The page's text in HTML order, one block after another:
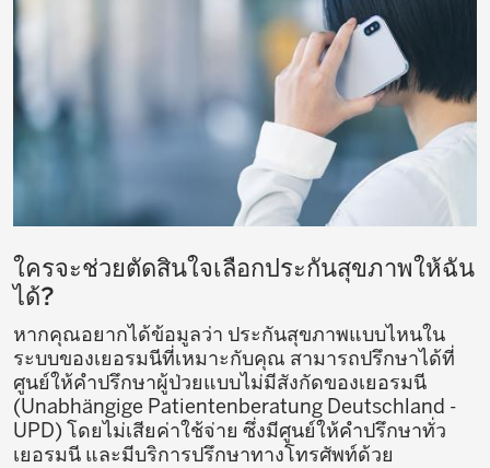
ใครจะช่วยตัดสินใจเลือกประกันสุขภาพให้ฉัน
ได้?
หากคุณอยากได้ข้อมูลว่า ประกันสุขภาพแบบไหนใน
ระบบของเยอรมนีที่เหมาะกับคุณ สามารถปรึกษาได้ที่
ศูนย์ให้คำปรึกษาผู้ป่วยแบบไม่มีสังกัดของเยอรมนี
(Unabhängige Patientenberatung Deutschland -
UPD) โดยไม่เสียค่าใช้จ่าย ซึ่งมีศูนย์ให้คำปรึกษาทั่ว
เยอรมนี และมีบริการปรึกษาทางโทรศัพท์ด้วย